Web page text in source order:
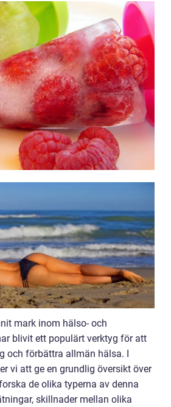
mark inom hälso- och
blivit ett populärt verktyg för att
och förbättra allmän hälsa. I
vi att ge en grundlig översikt över
de olika typerna av denna
skillnader mellan olika